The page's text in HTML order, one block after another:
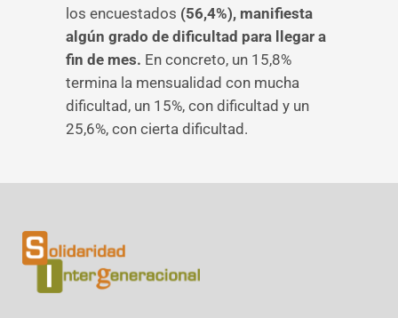
los encuestados (56,4%), manifiesta
algún grado de dificultad para llegar a
fin de mes. En concreto, un 15,8%
termina la mensualidad con mucha
dificultad, un 15%, con dificultad y un
25,6%, con cierta dificultad.